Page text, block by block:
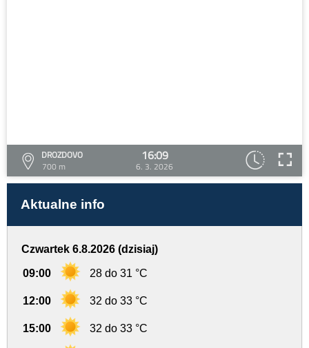
DROZDOVO
700 m
16:09
6. 3. 2026
Aktualne info
Czwartek 6.8.2026 (dzisiaj)
09:00 28 do 31 °C
12:00 32 do 33 °C
15:00 32 do 33 °C